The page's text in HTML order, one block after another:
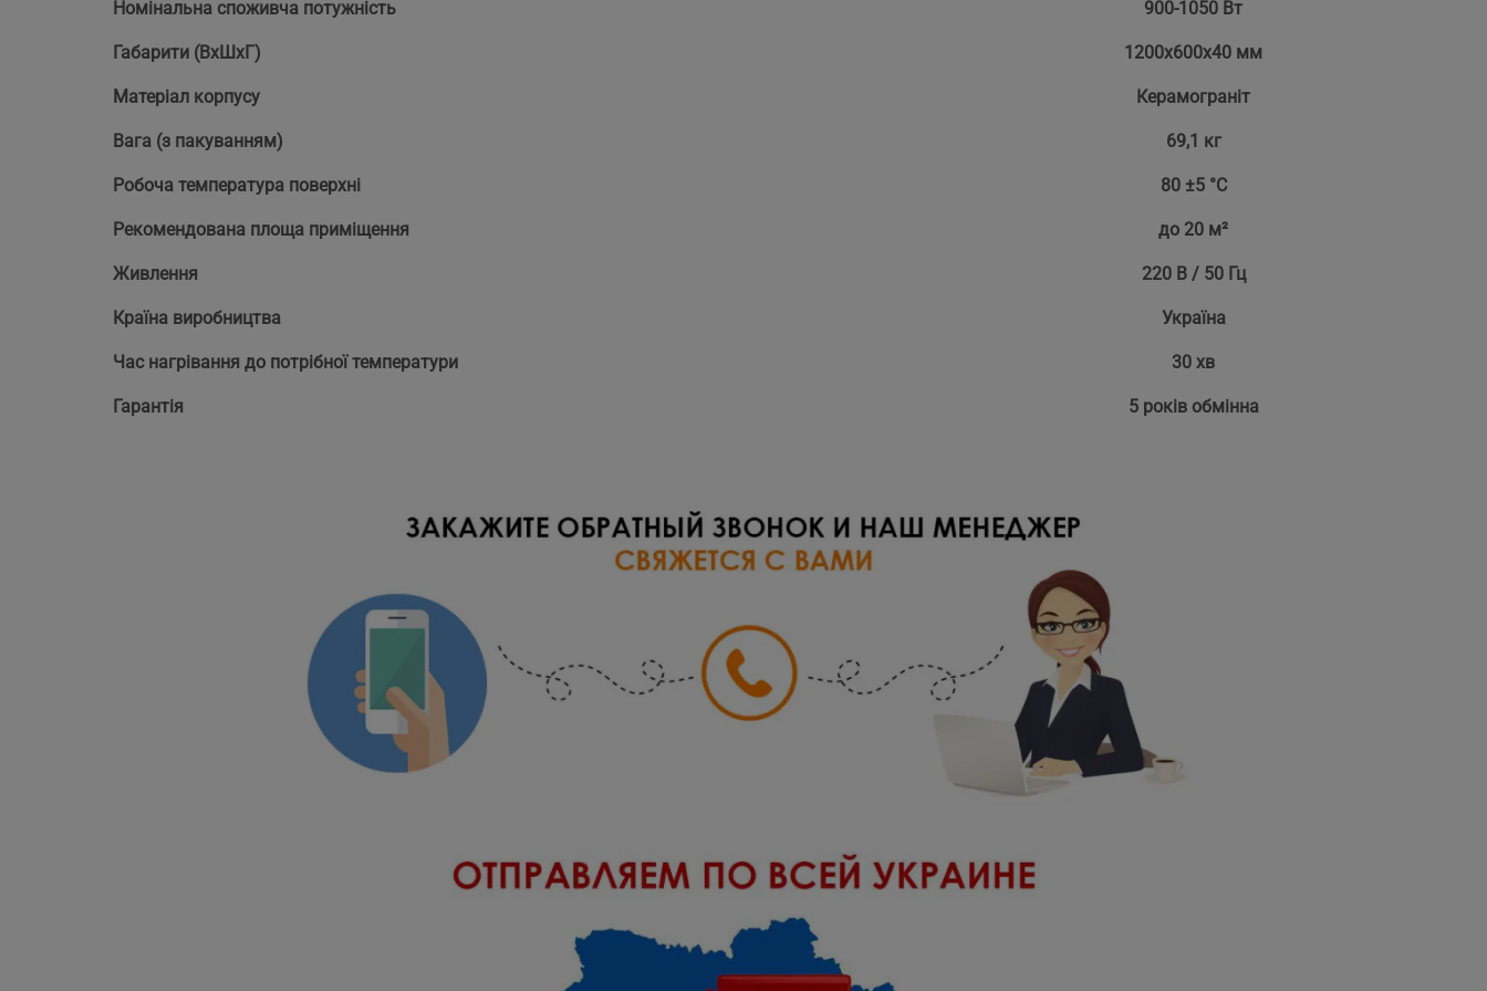
Номінальна споживча потужність 900-1050 Вт
Габарити (ВхШхГ) 1200х600х40 мм
Матеріал корпусу Керамограніт
Вага (з пакуванням) 69,1 кг
Робоча температура поверхні 80 ±5 °С
Рекомендована площа приміщення до 20 м²
Живлення 220 В / 50 Гц
Країна виробництва Україна
Час нагрівання до потрібної температури 30 хв
Гарантія 5 років обмінна